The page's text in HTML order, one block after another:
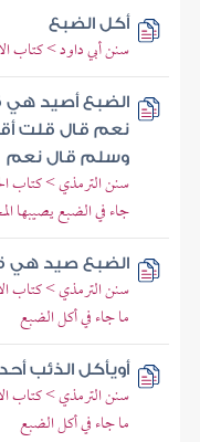
أكل الضبع
سنن أبي داود > كتاب
الضبع أصيد هي
نعم قال قلت
وسلم قال نعم
سنن الترمذي > كتاب
جاء في الضبع يصيبها
الضبع صيد هي
سنن الترمذي > كتاب
ما جاء في أكل الضبع
أويأكل الذئب
سنن الترمذي > كتاب
ما جاء في أكل الضبع